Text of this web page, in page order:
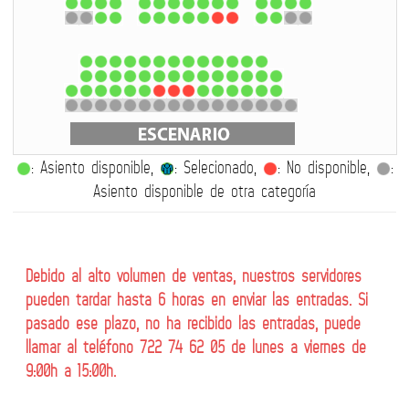
: Asiento disponible, : Selecionado, : No disponible,
:
Asiento disponible de otra categoría
Debido al alto volumen de ventas, nuestros servidores
pueden tardar hasta 6 horas en enviar las entradas. Si
pasado ese plazo, no ha recibido las entradas, puede
llamar al teléfono 722 74 62 05 de lunes a viernes de
9:00h a 15:00h.